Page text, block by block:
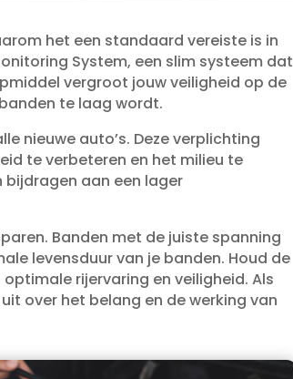
het een standaard vereiste is in
System, een slim systeem dat
vergroot jouw veiligheid op de
te laag wordt.​
nieuwe auto’s.​ Deze verplichting
te verbeteren en het milieu te
aan een lager
Banden met de juiste spanning
levensduur van je banden.​ Houd de
rijervaring en veiligheid.​ Als
over het belang en de werking van